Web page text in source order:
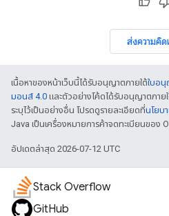
ส่งความคิ
เนื้อหาของหน้าเว็บนี้ได้รับอนุญาตภายใต้ใบอ
มอนส์ 4.0 และตัวอย่างโค้ดได้รับอนุญาตภาย
ระบุไว้เป็นอย่างอื่น โปรดดูรายละเอียดที่นโยบ
Java เป็นเครื่องหมายการค้าจดทะเบียนของ
อัปเดตล่าสุด 2026-07-12 UTC
Stack Overflow
GitHub